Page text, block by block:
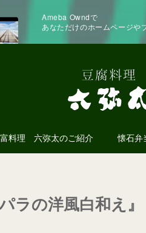
Ameba Owndで
あなただけのホームページや
料理 六弥太のご紹介 懐石弁
ラの洋風白和え』